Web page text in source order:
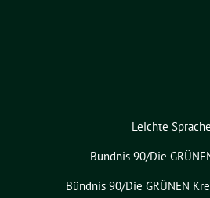
Leichte Sprache
Bündnis 90/Die
Bündnis 90/Die GRÜNEN